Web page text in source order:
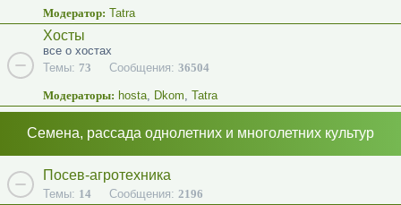
Модератор: Tatra
Хосты
все о хостах
Темы: 73 Сообщения: 36504
Модераторы: hosta, Dkom, Tatra
Семена, рассада однолетних и многолетних культур
Посев-агротехника
Темы: 14 Сообщения: 2196